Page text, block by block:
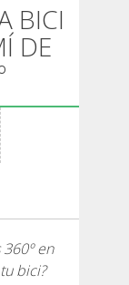
BICI
DE
en
bici?